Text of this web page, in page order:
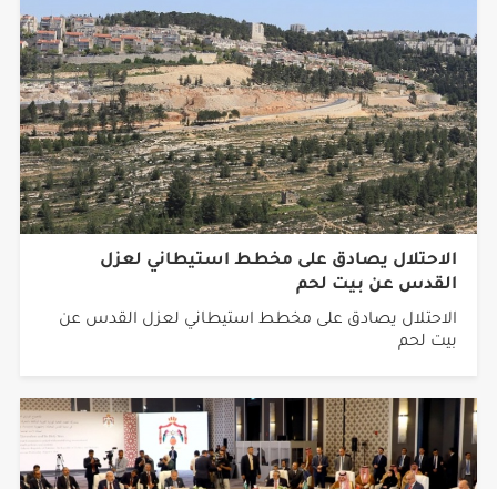
الاحتلال يصادق على مخطط استيطاني لعزل
القدس عن بيت لحم
الاحتلال يصادق على مخطط استيطاني لعزل القدس عن
بيت لحم